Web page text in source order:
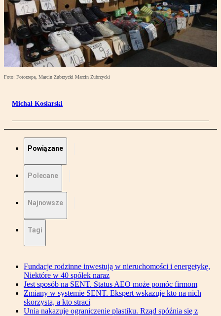
Foto: Fotorzepa, Marcin Zubrzycki Marcin Zubrzycki
Michał Kosiarski
Powiązane
Polecane
Najnowsze
Tagi
Fundacje rodzinne inwestują w nieruchomości i energetykę.
Niektóre w 40 spółek naraz
Jest sposób na SENT. Status AEO może pomóc firmom
Zmiany w systemie SENT. Ekspert wskazuje kto na nich
skorzysta, a kto straci
Unia nakazuje ograniczenie plastiku. Rząd spóźnia się z